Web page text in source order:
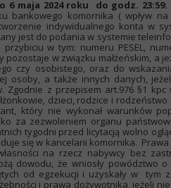
maja 2024 roku do godz. 23:59.
bankowego komornika ( wpływ
indywidualnego konta w
jest do podania w systemie
w tym: numeru PESEL,
pozostaje w związku małżeńskim, a
czy osobistego, oraz do
osoby, a także innych danych,
Zgodnie z przepisem art.976 §1
dzieci, rodzice i
który nie wykonał warunków
za zezwoleniem organu
tygodni przed licytacją wolno
się w kancelarii komornika.
na rzecz nabywcy bez
dowodu, że wniosły powództwo
od egzekucji i uzyskały w tym
i prawa dożywotnika, jeżeli